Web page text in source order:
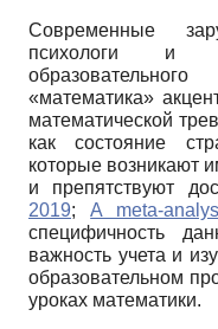
Современные
психологи и
«математика»
математической
как состояние
которые возникают
и препятствуют
2019;A meta-
специфичность
важность учета и
образовательном
уроках математики.